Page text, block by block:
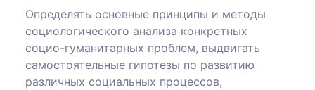
Определять основные принципы и методы
социологического анализа конкретных
социо-гуманитарных проблем, выдвигать
самостоятельные гипотезы по развитию
различных социальных процессов,